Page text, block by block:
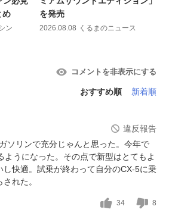
め
ン
を発売
2026.08.08 くるまのニュース
コメントを非表示にする
おすすめ順 新着順
違反報告
ソリンで充分じゃんと思った。今年で
うになった。その点で新型はとてもよ
快適。試乗が終わって自分のCX-5に乗
れた。
34 8